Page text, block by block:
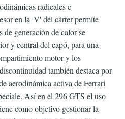
radicales e
en la 'V' del cárter permite
de generación de calor se
y central del capó, para una
motor y los
también destaca por
aerodinámica activa de Ferrari
Así en el 296 GTS el uso
como objetivo gestionar la